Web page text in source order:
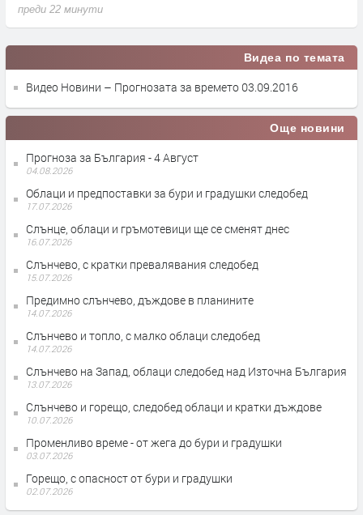
преди 22 минути
Видеа по темата
Видео Новини – Прогнозата за времето 03.09.2016
Още новини
Прогноза за България - 4 Август
04.08.2026
Облаци и предпоставки за бури и градушки следобед
17.07.2026
Слънце, облаци и гръмотевици ще се сменят днес
16.07.2026
Слънчево, с кратки превалявания следобед
15.07.2026
Предимно слънчево, дъждове в планините
14.07.2026
Слънчево и топло, с малко облаци следобед
14.07.2026
Слънчево на Запад, облаци следобед над Източна България
13.07.2026
Слънчево и горещо, следобед облаци и кратки дъждове
10.07.2026
Променливо време - от жега до бури и градушки
03.07.2026
Горещо, с опасност от бури и градушки
02.07.2026